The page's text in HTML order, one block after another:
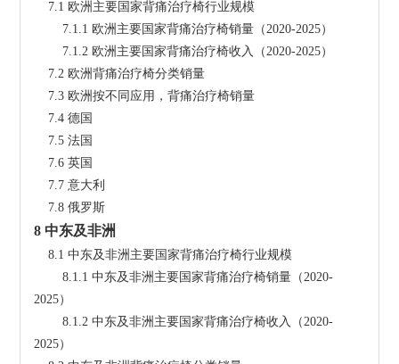
    7.1 欧洲主要国家背痛治疗椅行业规模
        7.1.1 欧洲主要国家背痛治疗椅销量（2020-2025）
        7.1.2 欧洲主要国家背痛治疗椅收入（2020-2025）
    7.2 欧洲背痛治疗椅分类销量
    7.3 欧洲按不同应用，背痛治疗椅销量
    7.4 德国
    7.5 法国
    7.6 英国
    7.7 意大利
    7.8 俄罗斯
8 中东及非洲
    8.1 中东及非洲主要国家背痛治疗椅行业规模
        8.1.1 中东及非洲主要国家背痛治疗椅销量（2020-
2025）
        8.1.2 中东及非洲主要国家背痛治疗椅收入（2020-
2025）